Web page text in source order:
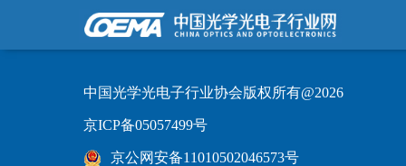
中国光学光电子行业协会版权所有@2026
京ICP备05057499号
京公网安备11010502046573号